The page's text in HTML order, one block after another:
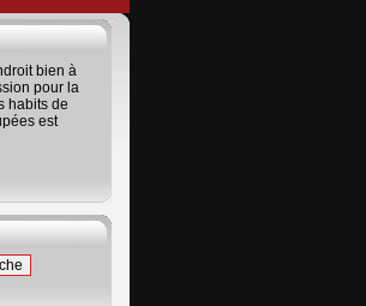
bien à
pour la
habits de
est